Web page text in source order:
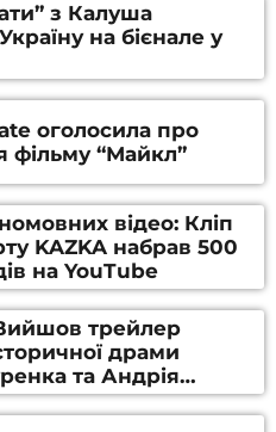
з Калуша
на бієнале у
оголосила про
“Майкл”
відео: Кліп
KAZKA набрав 500
на YouTube
трейлер
драми
та Андрія